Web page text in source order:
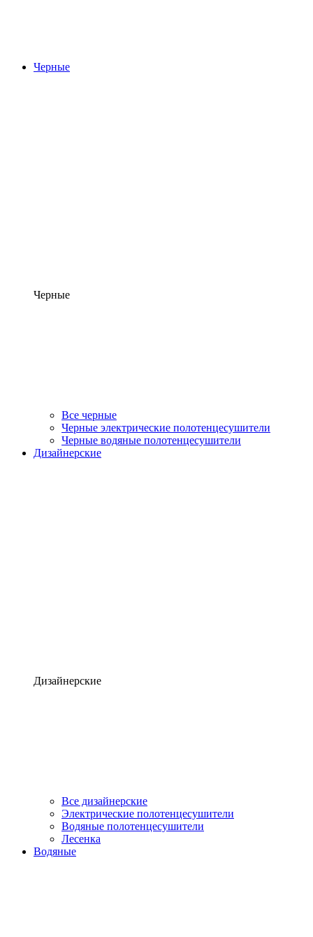
Черные
Черные
Все черные
Черные электрические полотенцесушители
Черные водяные полотенцесушители
Дизайнерские
Дизайнерские
Все дизайнерские
Электрические полотенцесушители
Водяные полотенцесушители
Лесенка
Водяные